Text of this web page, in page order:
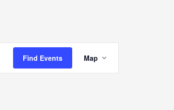
Find Events
Views
Map